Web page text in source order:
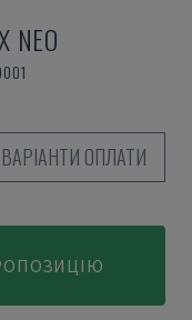
NEO
ВАРІАНТИ ОПЛАТИ